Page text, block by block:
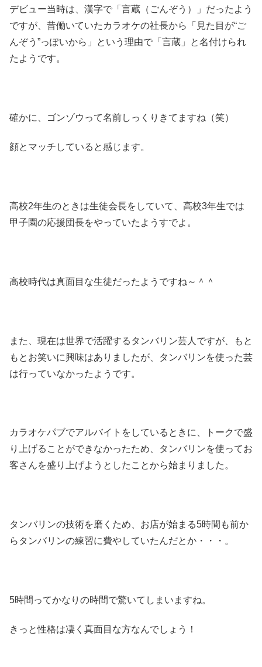
デビュー当時は、漢字で「言蔵（ごんぞう）」だったよう
ですが、昔働いていたカラオケの社長から「見た目が“ご
んぞう”っぽいから」という理由で「言蔵」と名付けられ
たようです。
確かに、ゴンゾウって名前しっくりきてますね（笑）
顔とマッチしていると感じます。
高校2年生のときは生徒会長をしていて、高校3年生では
甲子園の応援団長をやっていたようすでよ。
高校時代は真面目な生徒だったようですね～＾＾
また、現在は世界で活躍するタンバリン芸人ですが、もと
もとお笑いに興味はありましたが、タンバリンを使った芸
は行っていなかったようです。
カラオケパブでアルバイトをしているときに、トークで盛
り上げることができなかったため、タンバリンを使ってお
客さんを盛り上げようとしたことから始まりました。
タンバリンの技術を磨くため、お店が始まる5時間も前か
らタンバリンの練習に費やしていたんだとか・・・。
5時間ってかなりの時間で驚いてしまいますね。
きっと性格は凄く真面目な方なんでしょう！